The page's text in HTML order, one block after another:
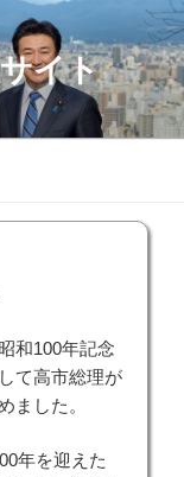
イト
和100年記念
て高市総理が
ました。
年を迎えた